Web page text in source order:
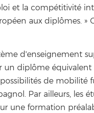
et la compétitivité
aux diplômes. »
d'enseignement
un diplôme
de mobilité
Par ailleurs, les
une formation